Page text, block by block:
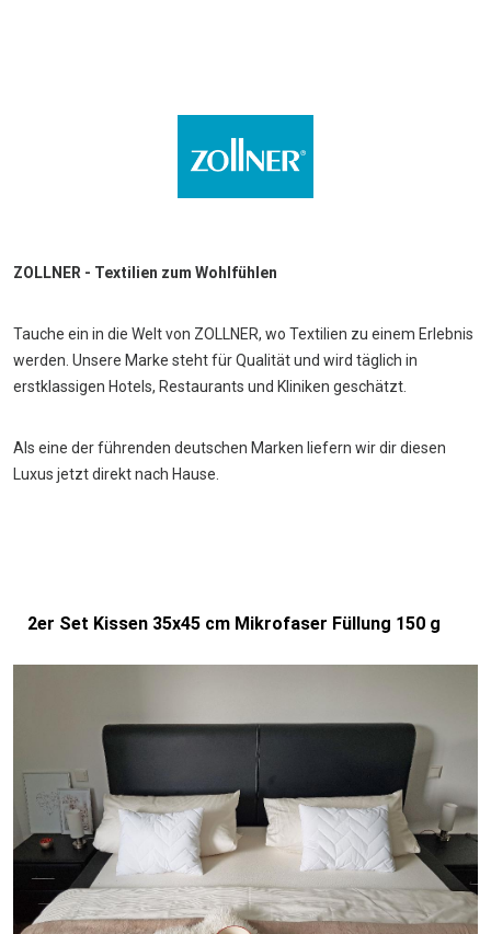
ZOLLNER - Textilien zum Wohlfühlen
Tauche ein in die Welt von ZOLLNER, wo Textilien zu einem Erlebnis
werden. Unsere Marke steht für Qualität und wird täglich in
erstklassigen Hotels, Restaurants und Kliniken geschätzt.
Als eine der führenden deutschen Marken liefern wir dir diesen
Luxus jetzt direkt nach Hause.
2er Set Kissen 35x45 cm Mikrofaser Füllung 150 g